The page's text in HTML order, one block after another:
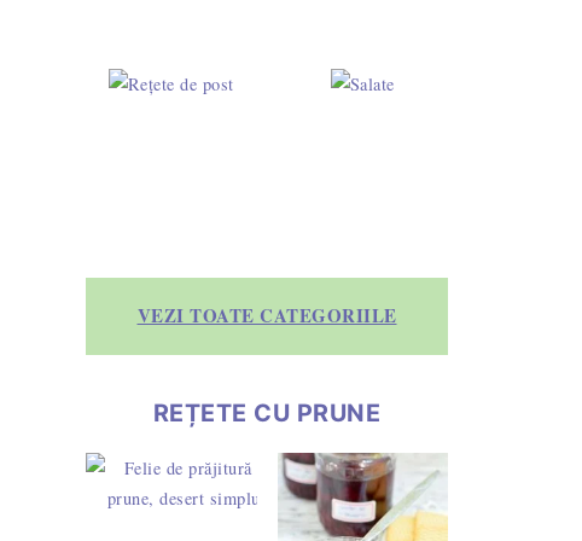
VEZI TOATE CATEGORIILE
REȚETE CU PRUNE